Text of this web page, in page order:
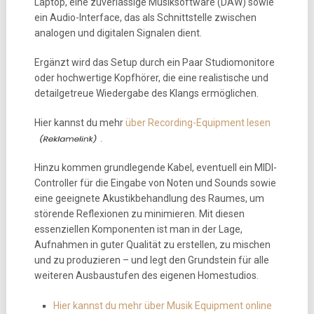
ein Audio-Interface, das als Schnittstelle zwischen
analogen und digitalen Signalen dient.
Ergänzt wird das Setup durch ein Paar Studiomonitore
oder hochwertige Kopfhörer, die eine realistische und
detailgetreue Wiedergabe des Klangs ermöglichen.
Hier kannst du mehrüber Recording-Equipment lesen
Hinzu kommen grundlegende Kabel, eventuell ein MIDI-
Controller für die Eingabe von Noten und Sounds sowie
eine geeignete Akustikbehandlung des Raumes, um
störende Reflexionen zu minimieren. Mit diesen
essenziellen Komponenten ist man in der Lage,
Aufnahmen in guter Qualität zu erstellen, zu mischen
und zu produzieren – und legt den Grundstein für alle
weiteren Ausbaustufen des eigenen Homestudios.
Hier kannst du mehr über Musik Equipment online